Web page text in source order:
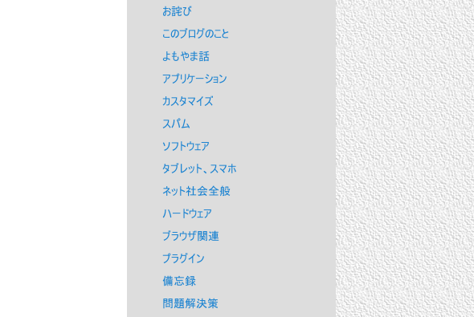
お詫び
このブログのこと
よもやま話
アプリケーション
カスタマイズ
スパム
ソフトウェア
タブレット、スマホ
ネット社会全般
ハードウェア
ブラウザ関連
プラグイン
備忘録
問題解決策